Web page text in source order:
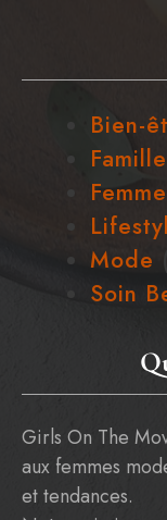
Girls On The
aux femmes
Bien-
Famille
Lifestyle
Mode